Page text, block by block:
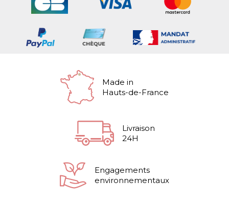
Made in
Hauts-de-France
Livraison
24H
Engagements
environnementaux